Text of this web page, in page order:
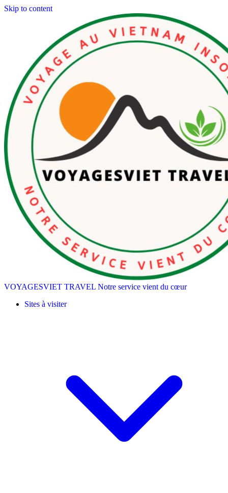
Skip to content
VOYAGESVIET TRAVEL Notre service vient du cœur
Sites à visiter